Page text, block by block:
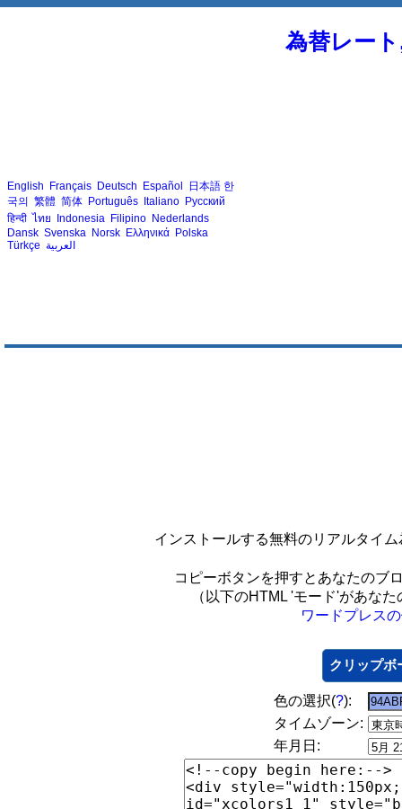
為替レー
English Français Deutsch Español 日本語 한
국의 繁體 简体 Português Italiano Русский
हिन्दी ไทย Indonesia Filipino Nederlands
Dansk Svenska Norsk Ελληνικά Polska
Türkçe العربية
インストールする無料のリアルタイ
コピーボタンを押すとあなたのブ
（以下のHTML 'モード'があな
ワードプレス
クリップボ
色の選択(?):
タイムゾーン:
年月日: